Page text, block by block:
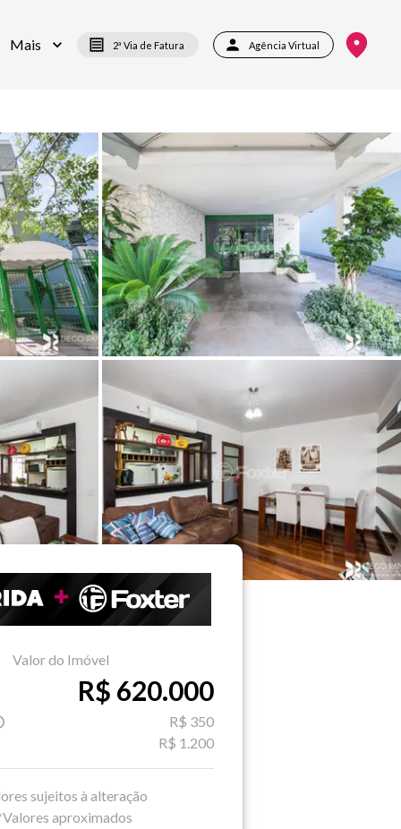
Mais 2ª Via de Fatura Agência Virtual
Valor do Imóvel
R$ 620.000
R$ 350
R$ 1.200
sujeitos à alteração
aproximados